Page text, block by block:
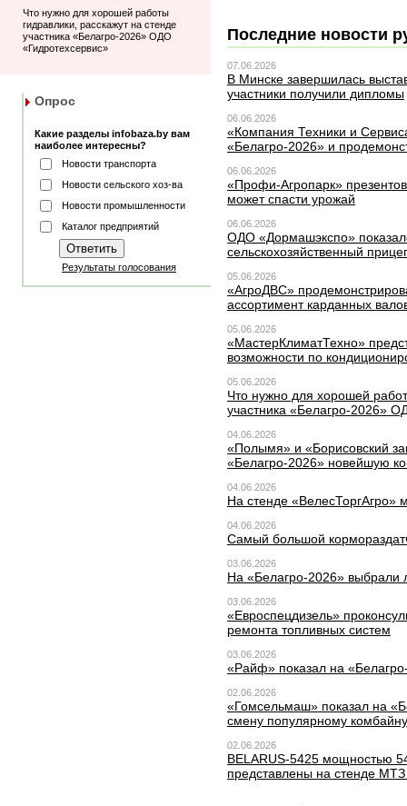
Что нужно для хорошей работы
гидравлики, расскажут на стенде
участника «Белагро-2026» ОДО
«Гидротехсервис»
Опрос
Какие разделы infobaza.by вам
наиболее интересны?
Новости транспорта
Новости сельского хоз-ва
Новости промышленности
Каталог предприятий
Результаты голосования
Последние новости
07.06.2026
В Минске завершилась
участники получили дипломы
06.06.2026
«Компания Техники и
«Белагро-2026» и
06.06.2026
«Профи-Агропарк»
может спасти урожай
06.06.2026
ОДО «Дормашэкспо»
сельскохозяйственный
05.06.2026
«АгроДВС»
ассортимент карданных
05.06.2026
«МастерКлиматТехно»
возможности по
05.06.2026
Что нужно для хорошей
участника «Белагро-2026»
04.06.2026
«Полымя» и «Борисовский
«Белагро-2026» новейшую
04.06.2026
На стенде «ВелесТоргАгро»
04.06.2026
Самый большой
03.06.2026
На «Белагро-2026» выбрали
03.06.2026
«Евроспецдизель»
ремонта топливных систем
03.06.2026
«Райф» показал на
02.06.2026
«Гомсельмаш» показал на
смену популярному комбайну
02.06.2026
BELARUS-5425 мощностью
представлены на стенде